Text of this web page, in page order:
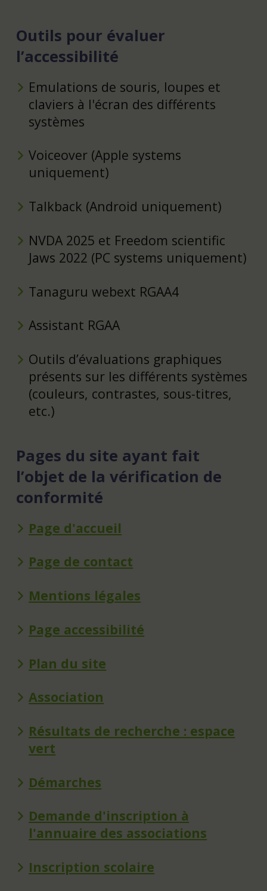
Outils pour évaluer
l’accessibilité
Emulations de souris, loupes et
claviers à l'écran des différents
systèmes
Voiceover (Apple systems
uniquement)
Talkback (Android uniquement)
NVDA 2025 et Freedom scientific
Jaws 2022 (PC systems uniquement)
Tanaguru webext RGAA4
Assistant RGAA
Outils d’évaluations graphiques
présents sur les différents systèmes
(couleurs, contrastes, sous-titres,
etc.)
Pages du site ayant fait
l’objet de la vérification de
conformité
Page d'accueil
Page de contact
Mentions légales
Page accessibilité
Plan du site
Association
Résultats de recherche : espace
vert
Démarches
Demande d'inscription à
l'annuaire des associations
Inscription scolaire